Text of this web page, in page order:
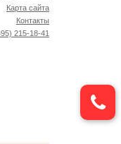
Карта сайта
Контакты
215-18-41